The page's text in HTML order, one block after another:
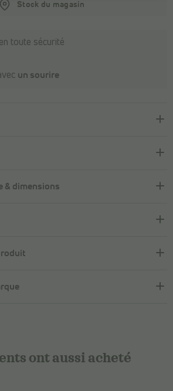
Stock du magasin
toute sécurité
un sourire
& dimensions
ont aussi acheté